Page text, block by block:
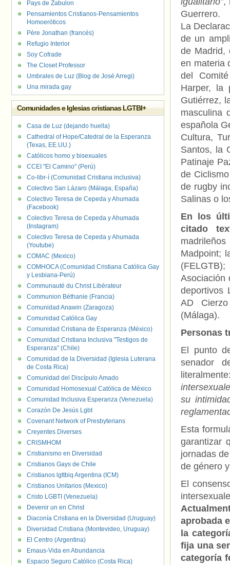
Guerrero.
La
de un
de Madrid,
en materia
del
Harper, la
Gutiérrez,
masculina
española
Cultura,
Santos, la
Patinaje
de
de rugby
Salinas o
En los
citado
Madpoint;
Asociación
deportivos
AD
(Málaga).
Personas
El punto
senador
su
Esta
garantizar
jornadas
de género
El
aprobada
la
fija una
categoría
Pays de Zabulon
Pensamientos Cristianos-Pensamientos
Homoeróticos
Père Jonathan (francés)
Refugio Interior
Soy Cofrade
The Closet Professor
Umbrales de Luz (Blog de José Arregi)
Una mirada gay
Comunidades e Iglesias cristianas LGTBI+
Casa de Luz (dejando huella)
Cathedral of Hope/Catedral de la Esperanza
(Texas, EE.UU.)
Católicos homo y bisexuales
CCEI "El Camino" (Perú)
Co-libr-í (Comunidad Cristiana inclusiva)
Colectivo San Lázaro (Málaga, España)
Colectivo Teresa de Cepeda y Ahumada
(Facebook)
Colectivo Teresa de Cepeda y Ahumada
(Instagram)
Colectivo Teresa de Cepeda y Ahumada
(Youtube)
COMAC (Mexico)
COMHOCA (Comunidad Cristiana Católica Gay
y Lesbiana-Perú)
Communauté du Christ Libérateur
Communion Béthanie (Francia)
Comunidad Anawin (Zaragoza)
Comunidad Católica Gay
Comunidad Cristiana de Esperanza (México)
Comunidad Cristiana Inclusiva "Testigos de
Esperanza" (Chile)
Comunidad de la Diversidad (Iglesia Luterana
de Costa Rica)
Comunidad del Discípulo Amado
Comunidad Homosexual Católica de México
Comunidad Inclusiva Esperanza (Venezuela)
Corazón De Jesús Lgbt
Covenant Network of Presbyterians
Creyentes Diverses
CRISMHOM
Cristianismo en Diversidad
Cristianos Gays de Chile
Cristianos lgttbiq Argentina (ICM)
Cristianos Unitarios (Mexico)
Cristo LGBTI (Venezuela)
Devenir un en Christ
Diaconía Cristiana en la Diversidad (Uruguay)
Diversidad Cristiana (Montevideo, Uruguay)
El Centro (Argentina)
Emaus-Vida en Abundancia
Espacio Seguro Católico (Costa Rica)